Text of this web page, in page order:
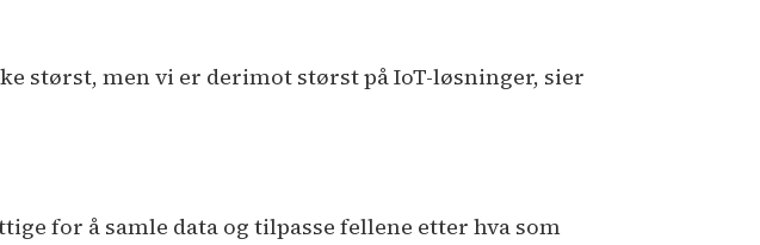
størst, men vi er derimot størst på IoT-løsninger, sier
for å samle data og tilpasse fellene etter hva som